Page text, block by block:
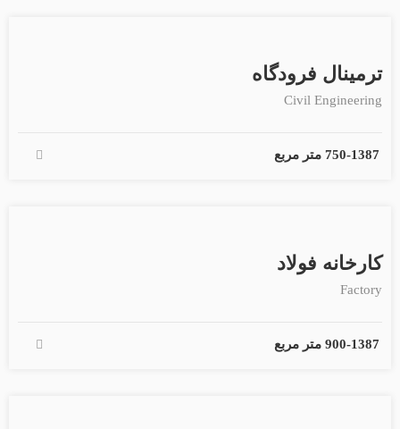
ترمینال فرودگاه
Civil Engineering
1387
-750 متر مربع
کارخانه فولاد
Factory
1387
-900 متر مربع